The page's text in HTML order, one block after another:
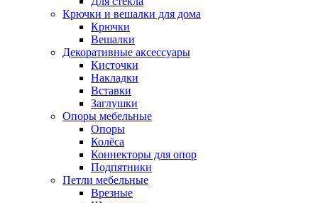
Крючки и вешалки для дома
Крючки
Вешалки
Декоративные аксессуары
Кисточки
Накладки
Вставки
Заглушки
Опоры мебельные
Опоры
Колёса
Коннекторы для опор
Подпятники
Петли мебельные
Врезные